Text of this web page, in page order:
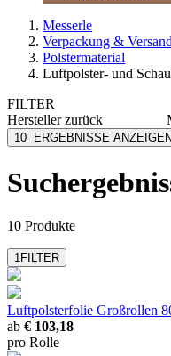
Messerle
Verpackung & Versand
Polstermaterial
Luftpolster- und
FILTER
Herstellerzurück
ColomPac
MESSERLE
Moosmann & Co
Papier Sprick
10 ERGEBNISSE ANZEIGEN
10 Produkte
1FILTER
Luftpolsterfolie Großrollen
ab € 103,18
pro Rolle